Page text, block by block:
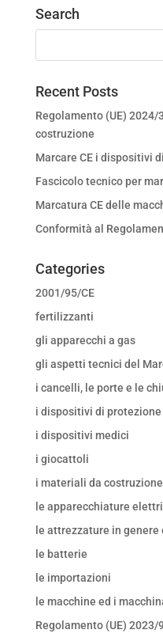
Search
Recent Posts
Regolamento (UE)
costruzione
Marcare CE i dispositivi
Fascicolo tecnico per
Marcatura CE delle
Conformità al
Categories
2001/95/CE
fertilizzanti
gli apparecchi a gas
gli aspetti tecnici del
i cancelli, le porte e le
i dispositivi di
i dispositivi medici
i giocattoli
i materiali da costruzione
le apparecchiature
le attrezzature in genere
le batterie
le importazioni
le macchine ed i
Regolamento (UE) 2023/